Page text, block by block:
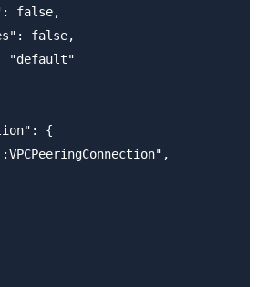
false,
false,
"default"
{